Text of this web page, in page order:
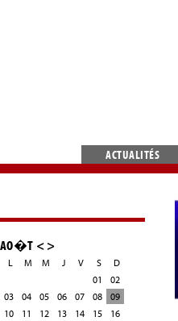
ACTUALITÉS
AO�T <>
L M M J V S
D
01
02
03
04 05 06 07 08
09
10
11 12 13 14 15
16